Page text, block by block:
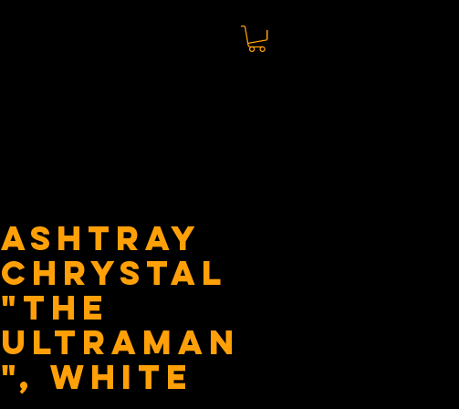
Ashtray
chrystal
"The
Ultraman
", white